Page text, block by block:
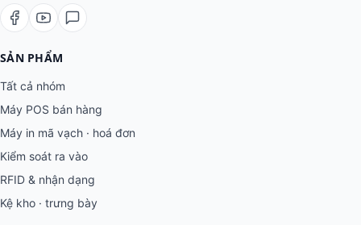
SẢN PHẨM
Tất cả nhóm
Máy POS bán hàng
Máy in mã vạch · hoá đơn
Kiểm soát ra vào
RFID & nhận dạng
Kệ kho · trưng bày